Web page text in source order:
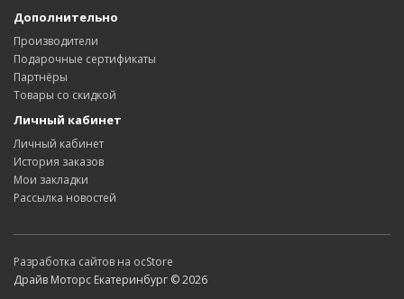
Дополнительно
Производители
Подарочные сертификаты
Партнёры
Товары со скидкой
Личный кабинет
Личный кабинет
История заказов
Мои закладки
Рассылка новостей
Разработка сайтов на ocStore
Драйв Моторс Екатеринбург © 2026